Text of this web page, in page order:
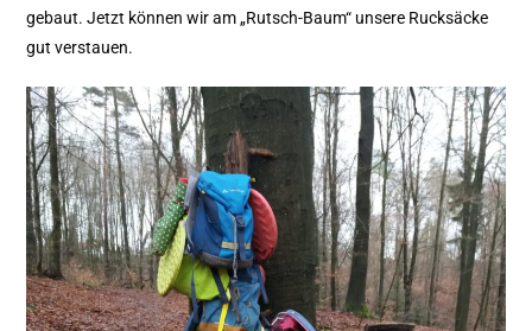
gebaut. Jetzt können wir am „Rutsch-Baum“ unsere Rucksäcke
gut verstauen.